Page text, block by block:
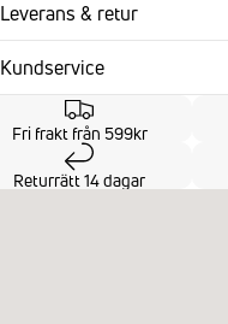
Leverans & retur
Kundservice
Fri frakt från 599kr
Returrätt 14 dagar